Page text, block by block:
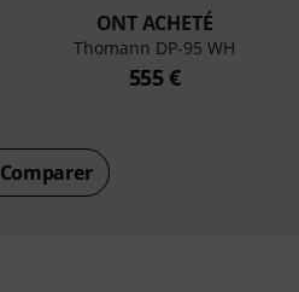
ONT ACHETÉ
Thomann DP-95 WH
555 €
Comparer